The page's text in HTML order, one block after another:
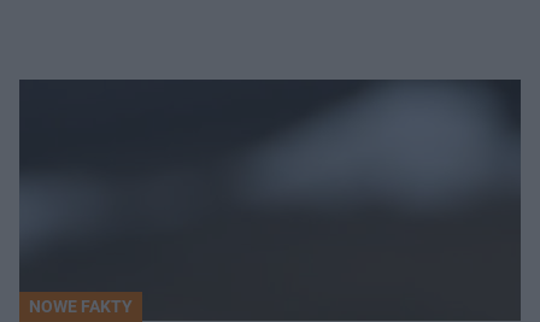
NOWE FAKTY